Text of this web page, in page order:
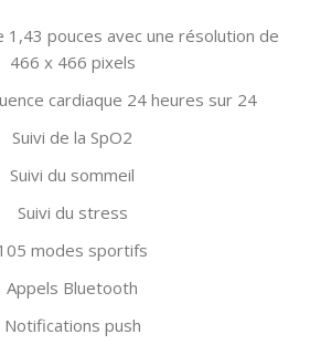
1,43 pouces avec une résolution de
466 x 466 pixels
cardiaque 24 heures sur 24
Suivi de la SpO2
Suivi du sommeil
Suivi du stress
modes sportifs
Appels Bluetooth
Notifications push